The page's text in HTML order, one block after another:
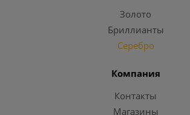
Золото
Бриллианты
Серебро
Компания
Контакты
Магазины